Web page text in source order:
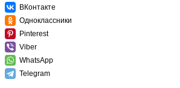
ВКонтакте
Одноклассники
Pinterest
Viber
WhatsApp
Telegram